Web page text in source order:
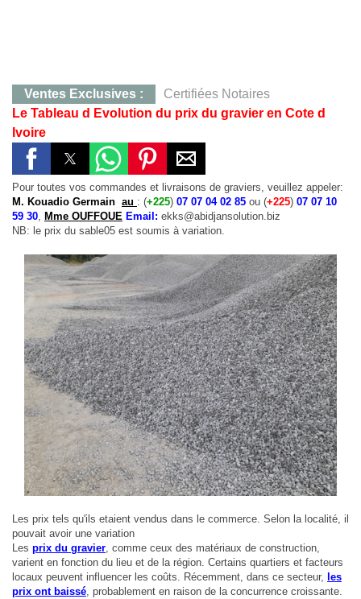
Ventes Exclusives :
Certifiées Notaires
CONTACT :
0707283405, M. KOFFI
Yamoussoukro :
Yakro :
Qt Mlock 823 m²,12 millions
Agboville :
Hevéa 38 Ha, 130 millions, Certificat Foncier Individuel
Agboville :
38 Ha à 130 millions
2 Pltx Vallon :
Appt 4 pièces, 120 millions
Le Tableau d Evolution du prix du gravier en Cote d
Ivoire
Pour toutes vos commandes et livraisons de graviers, veuillez appeler:
M. Kouadio Germain au : (+225) 07 07 04 02 85 ou (+225) 07 07 10
59 30 Mme OUFFOUE Email: ekks@abidjansolution.biz
NB: le prix du sable05 est soumis à variation.
Les prix tels qu'ils etaient vendus dans le commerce. Selon la localité, il
pouvait avoir une variation
Les prix du gravier, comme ceux des matériaux de construction,
varient en fonction du lieu et de la région. Certains quartiers et facteurs
locaux peuvent influencer les coûts. Récemment, dans ce secteur, les
prix ont baissé, probablement en raison de la concurrence croissante.